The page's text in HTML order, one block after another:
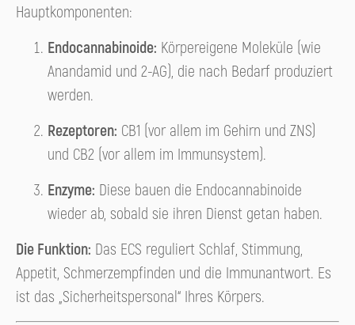
Hauptkomponenten:
Endocannabinoide: Körpereigene Moleküle (wie
Anandamid und 2-AG), die nach Bedarf produziert
werden.
Rezeptoren: CB1 (vor allem im Gehirn und ZNS)
und CB2 (vor allem im Immunsystem).
Enzyme: Diese bauen die Endocannabinoide
wieder ab, sobald sie ihren Dienst getan haben.
Die Funktion: Das ECS reguliert Schlaf, Stimmung,
Appetit, Schmerzempfinden und die Immunantwort. Es
ist das „Sicherheitspersonal“ Ihres Körpers.